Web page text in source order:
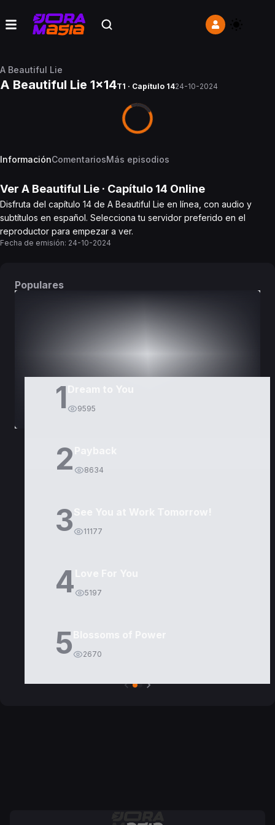
A Beautiful Lie
A Beautiful Lie 1x14T1 · Capítulo 1424-10-2024
InformaciónComentariosMás episodios
Ver A Beautiful Lie · Capítulo 14 Online
Disfruta del capítulo 14 de A Beautiful Lie en línea, con audio y
subtítulos en español. Selecciona tu servidor preferido en el
reproductor para empezar a ver.
Fecha de emisión: 24-10-2024
Populares
1 9595
2 8634
3 11177
4 5197
5 2670